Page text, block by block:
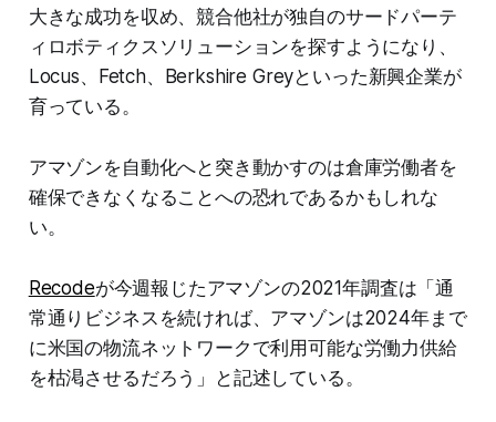
大きな成功を収め、競合他社が独自のサードパーテ
ィロボティクスソリューションを探すようになり、
Locus、Fetch、Berkshire Greyといった新興企業が
育っている。
アマゾンを自動化へと突き動かすのは倉庫労働者を
確保できなくなることへの恐れであるかもしれな
い。
Recodeが今週報じたアマゾンの2021年調査は「通
常通りビジネスを続ければ、アマゾンは2024年まで
に米国の物流ネットワークで利用可能な労働力供給
を枯渇させるだろう」と記述している。